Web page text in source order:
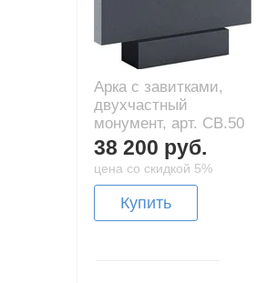
Арка с завитками,
двухчастный
монумент, арт. CB.50
38 200 руб.
цена со скидкой 5%
Купить